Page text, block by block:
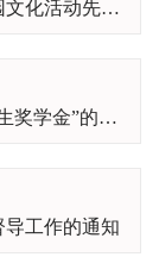
关于评选2016年度研究生创新实践和校园文化活动先进个人的通知
关于申请“2016年度台湾、港澳及华侨学生奖学金”的通知
工作的通知